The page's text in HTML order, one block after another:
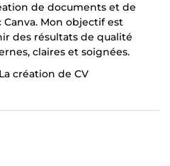
de documents et de
Mon objectif est
des résultats de qualité
claires et soignées.
création de CV
les délais et je reste à
vous offrir un service